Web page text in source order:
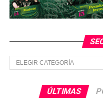
Secciones
ÚLTIMAS